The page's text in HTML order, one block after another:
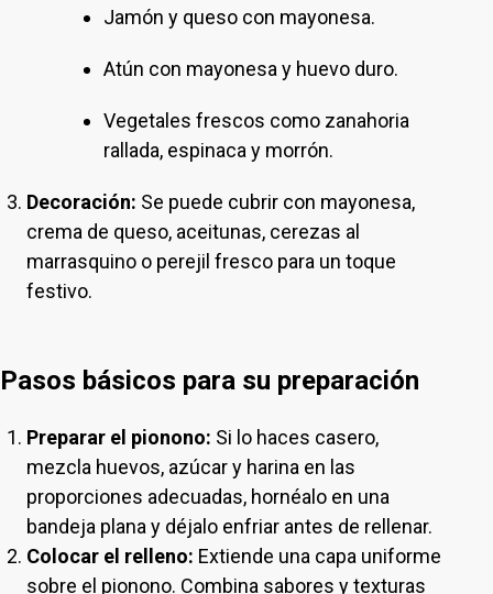
Jamón y queso con mayonesa.
Atún con mayonesa y huevo duro.
Vegetales frescos como zanahoria
rallada, espinaca y morrón.
Decoración: Se puede cubrir con mayonesa,
crema de queso, aceitunas, cerezas al
marrasquino o perejil fresco para un toque
festivo.
Pasos básicos para su preparación
Preparar el pionono: Si lo haces casero,
mezcla huevos, azúcar y harina en las
proporciones adecuadas, hornéalo en una
bandeja plana y déjalo enfriar antes de rellenar.
Colocar el relleno: Extiende una capa uniforme
sobre el pionono. Combina sabores y texturas